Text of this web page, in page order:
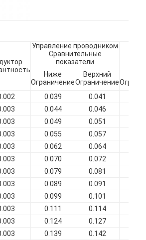
круглая медная проволока
медная обмотка
эмалированные медные провода
Управление проводником
Сравнительные
показатели
Ниже
Ограничение
Верхний
Ограничение
0.039 0.041
0.044 0.046
0.049 0.051
0.055 0.057
0.062 0.064
0.070 0.072
0.079 0.081
0.089 0.091
0.099 0.101
0.111 0.114
0.124 0.127
0.139 0.142